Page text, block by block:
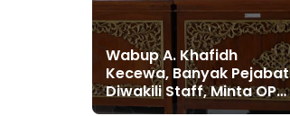
Wabup A. Khafidh
Kecewa, Banyak Pejabat
Diwakili Staff, Minta OPD
Turunkan Ego